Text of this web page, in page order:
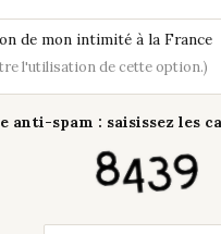
de mon intimité à la France
l'utilisation de cette option.)
anti-spam : saisissez les